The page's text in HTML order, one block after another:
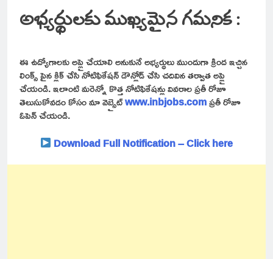
అభ్యర్థులకు ముఖ్యమైన గమనిక :
ఈ ఉద్యోగాలకు అప్లై చేయాలి అనుకునే అభ్యర్థులు ముందుగా క్రింద ఇచ్చిన
లింక్స్ పైన క్లిక్ చేసి నోటిఫికేషన్ డౌన్లోడ్ చేసి చదివిన తర్వాత అప్లై
చేయండి. ఇలాంటి మరెన్నో కొత్త నోటిఫికేషన్లు వివరాల ప్రతీ రోజూ
తెలుసుకోవడం కోసం మా వెబ్సైట్www.inbjobs.comప్రతీ రోజూ
ఓపెన్ చేయండి.
Download Full Notification – Click here